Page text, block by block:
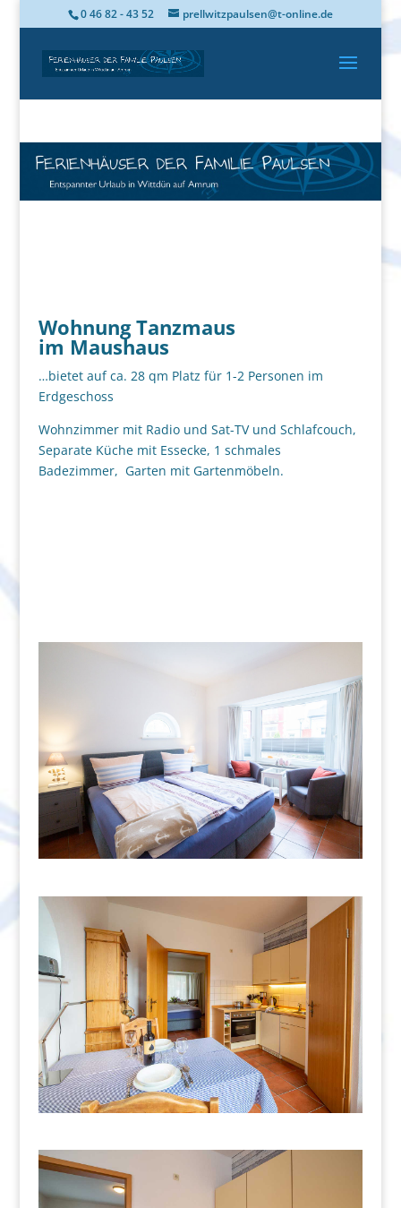
0 46 82 - 43 52 prellwitzpaulsen@t-online.de
Wohnung Tanzmaus
im Maushaus
…bietet auf ca. 28 qm Platz für 1-2 Personen im
Erdgeschoss
Wohnzimmer mit Radio und Sat-TV und Schlafcouch,
Separate Küche mit Essecke, 1 schmales
Badezimmer, Garten mit Gartenmöbeln.